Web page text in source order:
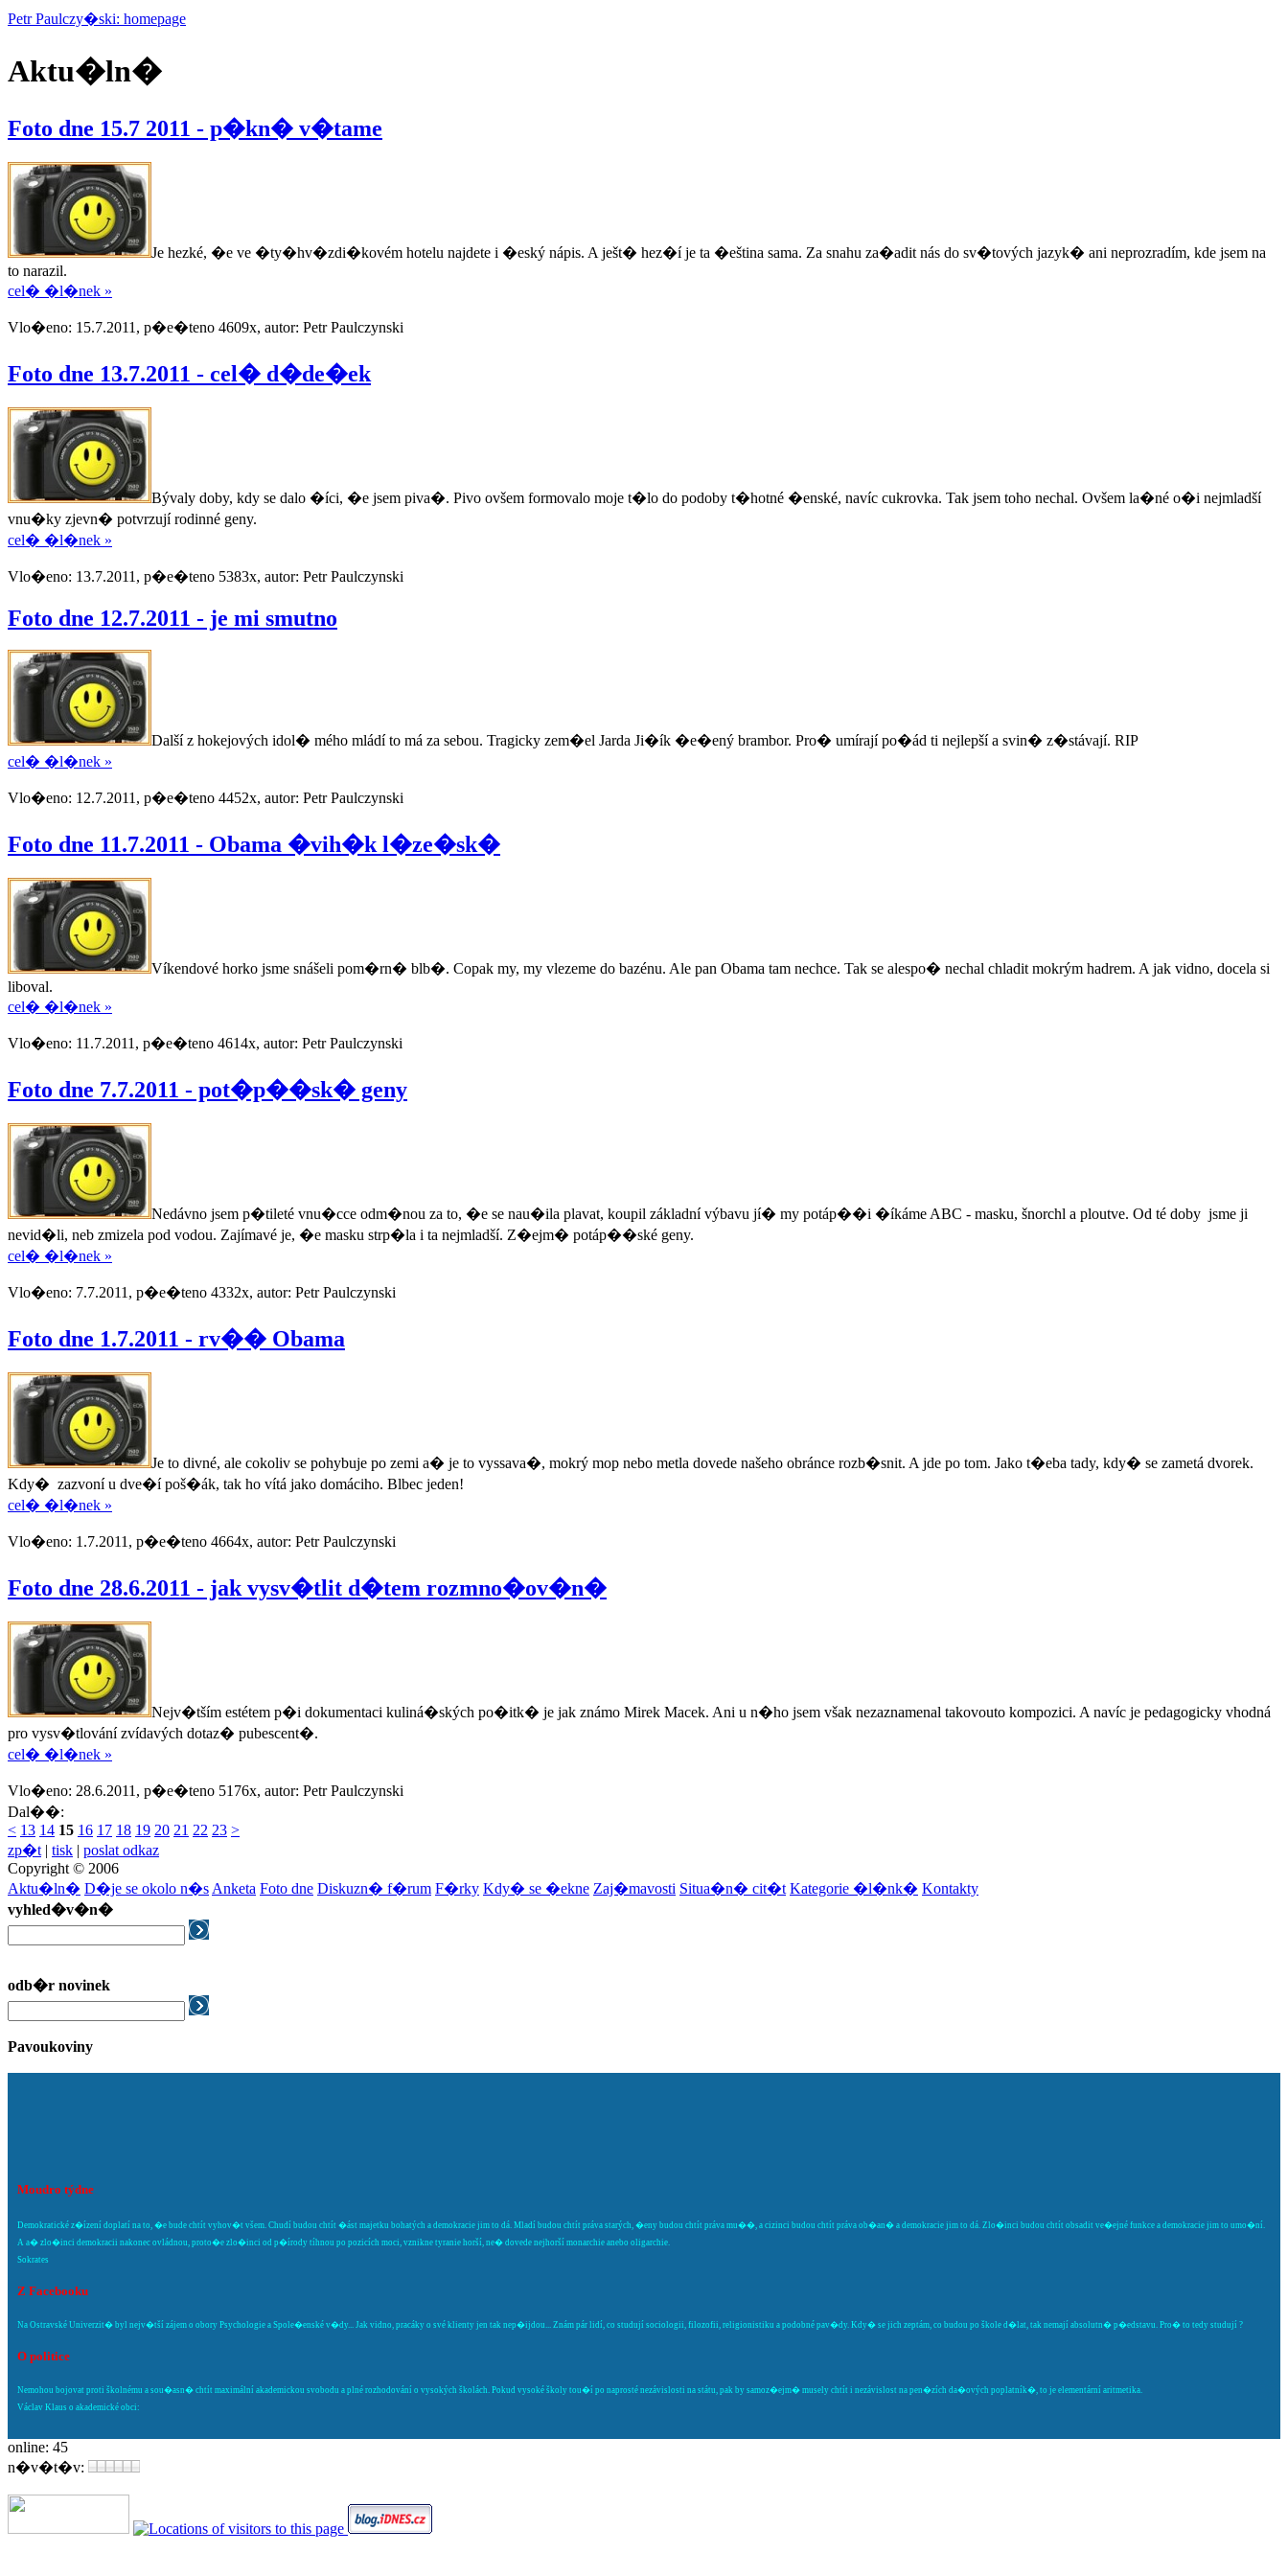
Petr Paulczy�ski: homepage
Aktu�ln�
Foto dne 15.7 2011 - p�kn� v�tame
Je hezké, �e ve �ty�hv�zdi�kovém hotelu najdete i �eský nápis. A ješt� hez�í je ta �eština sama. Za snahu za�adit nás do sv�tových jazyk� ani neprozradím, kde jsem na
to narazil.
cel� �l�nek »
Vlo�eno: 15.7.2011, p�e�teno 4609x, autor: Petr Paulczynski
Foto dne 13.7.2011 - cel� d�de�ek
Bývaly doby, kdy se dalo �íci, �e jsem piva�. Pivo ovšem formovalo moje t�lo do podoby t�hotné �enské, navíc cukrovka. Tak jsem toho nechal. Ovšem la�né o�i nejmladší
vnu�ky zjevn� potvrzují rodinné geny.
cel� �l�nek »
Vlo�eno: 13.7.2011, p�e�teno 5383x, autor: Petr Paulczynski
Foto dne 12.7.2011 - je mi smutno
Další z hokejových idol� mého mládí to má za sebou. Tragicky zem�el Jarda Ji�ík �e�ený brambor. Pro� umírají po�ád ti nejlepší a svin� z�stávají. RIP
cel� �l�nek »
Vlo�eno: 12.7.2011, p�e�teno 4452x, autor: Petr Paulczynski
Foto dne 11.7.2011 - Obama �vih�k l�ze�sk�
Víkendové horko jsme snášeli pom�rn� blb�. Copak my, my vlezeme do bazénu. Ale pan Obama tam nechce. Tak se alespo� nechal chladit mokrým hadrem. A jak vidno, docela si
liboval.
cel� �l�nek »
Vlo�eno: 11.7.2011, p�e�teno 4614x, autor: Petr Paulczynski
Foto dne 7.7.2011 - pot�p��sk� geny
Nedávno jsem p�tileté vnu�cce odm�nou za to, �e se nau�ila plavat, koupil základní výbavu jí� my potáp��i �íkáme ABC - masku, šnorchl a ploutve. Od té doby jsme ji
nevid�li, neb zmizela pod vodou. Zajímavé je, �e masku strp�la i ta nejmladší. Z�ejm� potáp��ské geny.
cel� �l�nek »
Vlo�eno: 7.7.2011, p�e�teno 4332x, autor: Petr Paulczynski
Foto dne 1.7.2011 - rv�� Obama
Je to divné, ale cokoliv se pohybuje po zemi a� je to vyssava�, mokrý mop nebo metla dovede našeho obránce rozb�snit. A jde po tom. Jako t�eba tady, kdy� se zametá dvorek.
Kdy� zazvoní u dve�í poš�ák, tak ho vítá jako domáciho. Blbec jeden!
cel� �l�nek »
Vlo�eno: 1.7.2011, p�e�teno 4664x, autor: Petr Paulczynski
Foto dne 28.6.2011 - jak vysv�tlit d�tem rozmno�ov�n�
Nejv�tším estétem p�i dokumentaci kuliná�ských po�itk� je jak známo Mirek Macek. Ani u n�ho jsem však nezaznamenal takovouto kompozici. A navíc je pedagogicky vhodná
pro vysv�tlování zvídavých dotaz� pubescent�.
cel� �l�nek »
Vlo�eno: 28.6.2011, p�e�teno 5176x, autor: Petr Paulczynski
Dal��:
< 13 14 15 16 17 18 19 20 21 22 23 >
zp�t | tisk | poslat odkaz
Copyright © 2006
Aktu�ln� D�je se okolo n�s Anketa Foto dne Diskuzn� f�rum F�rky Kdy� se �ekne Zaj�mavosti Situa�n� cit�t Kategorie �l�nk� Kontakty
vyhled�v�n�
odb�r novinek
Pavoukoviny
Moudro týdne
Demokratické z�ízení doplatí na to, �e bude chtít vyhov�t všem. Chudí budou chtít �ást majetku bohatých a demokracie jim to dá. Mladí budou chtít práva starých, �eny budou chtít práva mu��, a cizinci budou chtít práva ob�an� a demokracie jim to dá. Zlo�inci budou chtít obsadit ve�ejné funkce a demokracie jim to umo�ní.
A a� zlo�inci demokracii nakonec ovládnou, proto�e zlo�inci od p�írody tíhnou po pozicích moci, vznikne tyranie horší, ne� dovede nejhorší monarchie anebo oligarchie.
Sokrates
Z Facebooku
Na Ostravské Univerzit� byl nejv�tší zájem o obory Psychologie a Spole�enské v�dy... Jak vidno, pracáky o své klienty jen tak nep�ijdou... Znám pár lidí, co studují sociologii, filozofii, religionistiku a podobné pav�dy. Kdy� se jich zeptám, co budou po škole d�lat, tak nemají absolutn� p�edstavu. Pro� to tedy studují ?
O politice
Nemohou bojovat proti školnému a sou�asn� chtít maximální akademickou svobodu a plné rozhodování o vysokých školách. Pokud vysoké školy tou�í po naprosté nezávislosti na státu, pak by samoz�ejm� musely chtít i nezávislost na pen�zích da�ových poplatník�, to je elementární aritmetika.
Václav Klaus o akademické obci:
online: 45
n�v�t�v: